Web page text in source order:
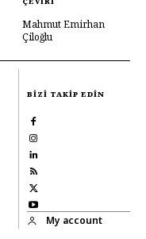
Mahmut Emirhan
Çiloğlu
BIZI TAKIP EDIN
My account